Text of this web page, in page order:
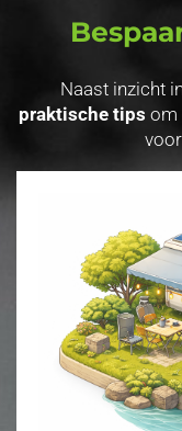
Naast inzicht
praktische tips om